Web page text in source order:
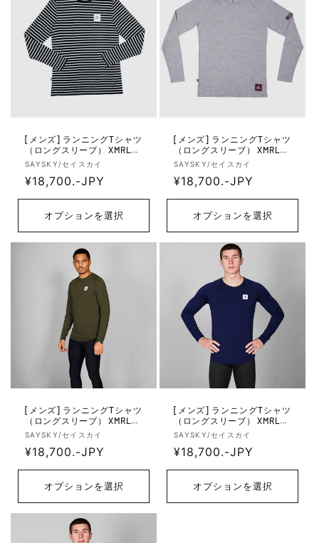
[メンズ] ランニングTシャツ
（ロングスリーブ） XMRLS4
0c002 Merino Base 165 Long
Sleeve - Black/White Stripes
販
売
元:
SAYSKY/セイスカイ
通
常
格
¥18,700.-JPY
オプションを選択
[メンズ] ランニングTシャツ
（ロングスリーブ） XMRLS4
0c6004 Merino Base 165 Lon
g Sleeve - Grey
販
売
元:
SAYSKY/セイスカイ
通
常
格
¥18,700.-JPY
オプションを選択
[メンズ] ランニングTシャツ
（ロングスリーブ） XMRLS4
0c3001 Merino Base 165 Lon
g Sleeve - Green
販
売
元:
SAYSKY/セイスカイ
通
常
格
¥18,700.-JPY
オプションを選択
[メンズ] ランニングTシャツ
（ロングスリーブ） XMRLS4
0c201 Merino Base 165 Long
Sleeve - Blue
販
売
元:
SAYSKY/セイスカイ
通
常
格
¥18,700.-JPY
オプションを選択